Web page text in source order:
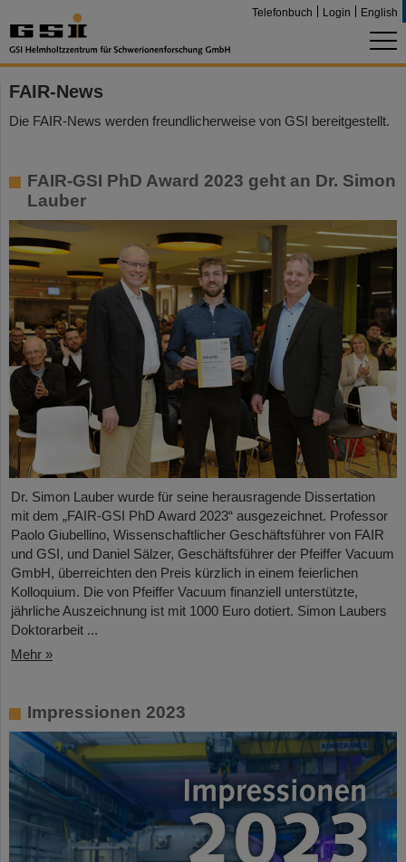
Telefonbuch Login English
FAIR-News
Die FAIR-News werden freundlicherweise von GSI bereitgestellt.
FAIR-GSI PhD Award 2023 geht an Dr. Simon
Lauber
Dr. Simon Lauber wurde für seine herausragende Dissertation
mit dem „FAIR-GSI PhD Award 2023“ ausgezeichnet. Professor
Paolo Giubellino, Wissenschaftlicher Geschäftsführer von FAIR
und GSI, und Daniel Sälzer, Geschäftsführer der Pfeiffer Vacuum
GmbH, überreichten den Preis kürzlich in einem feierlichen
Kolloquium. Die von Pfeiffer Vacuum finanziell unterstützte,
jährliche Auszeichnung ist mit 1000 Euro dotiert. Simon Laubers
Doktorarbeit ...
Mehr »
Impressionen 2023